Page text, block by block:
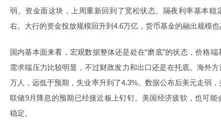
弱。资金面这块，上周重新回到了宽松状态。隔夜利率基本稳
右。大行的资金投放规模回升到4.6万亿，货币基金的融出规模
国内基本面来看，宏观数据整体还是处在“磨底”的状态，价格
需求端压力比较明显，不过财政发力和出口还是在托底。海外
万人，远低于预期，失业率升到了4.3%。数据公布后美元走弱
联储9月降息的预期已经接近板上钉钉。美国经济疲软，也可
稳定。